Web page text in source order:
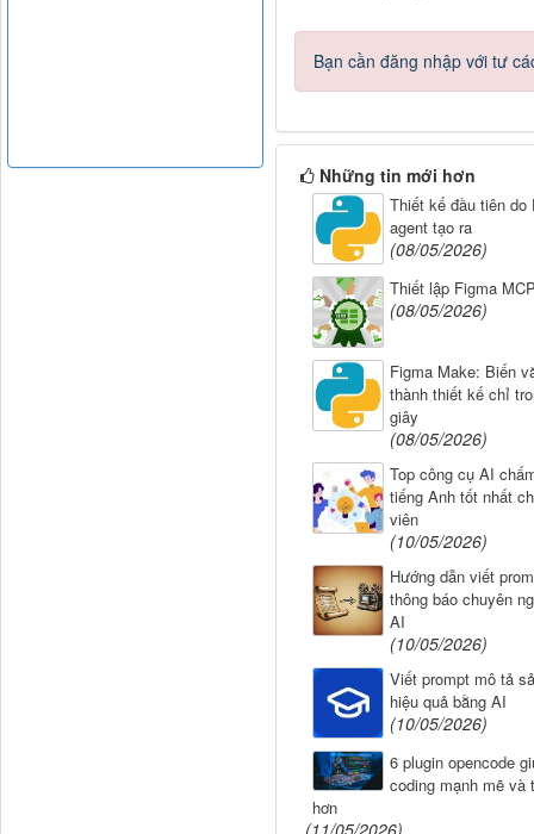
Bạn cần đăng nhập với tư
Những tin mới hơn
Thiết kế đầu tiên do
agent tạo ra
(08/05/2026)
Thiết lập Figma
(08/05/2026)
Figma Make: Biến
thành thiết kế chỉ
giây
(08/05/2026)
Top công cụ AI
tiếng Anh tốt nhất
viên
(10/05/2026)
Hướng dẫn viết
thông báo chuyên
AI
(10/05/2026)
Viết prompt mô tả
hiệu quả bằng AI
(10/05/2026)
6 plugin opencode
coding mạnh mẽ và
hơn
(11/05/2026)